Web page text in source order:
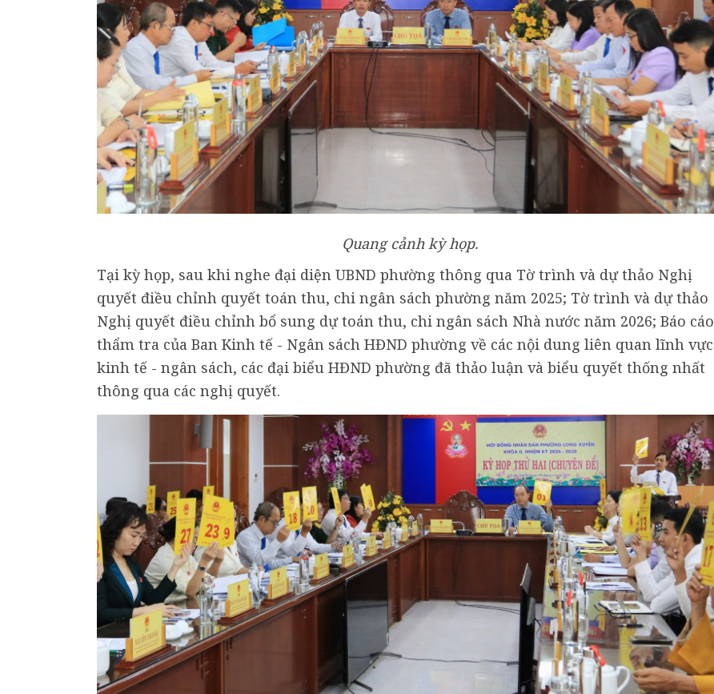
Quang cảnh kỳ họp.
Tại kỳ họp, sau khi nghe đại diện UBND phường thông qua Tờ trình và dự thảo Nghị
quyết điều chỉnh quyết toán thu, chi ngân sách phường năm 2025; Tờ trình và dự thảo
Nghị quyết điều chỉnh bổ sung dự toán thu, chi ngân sách Nhà nước năm 2026; Báo cáo
thẩm tra của Ban Kinh tế - Ngân sách HĐND phường về các nội dung liên quan lĩnh vực
kinh tế - ngân sách, các đại biểu HĐND phường đã thảo luận và biểu quyết thống nhất
thông qua các nghị quyết.